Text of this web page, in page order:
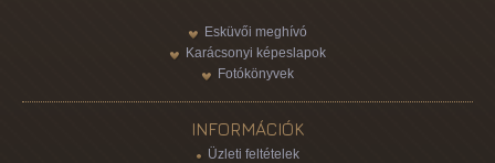
Esküvői meghívó
Karácsonyi képeslapok
Fotókönyvek
INFORMÁCIÓK
Üzleti feltételek